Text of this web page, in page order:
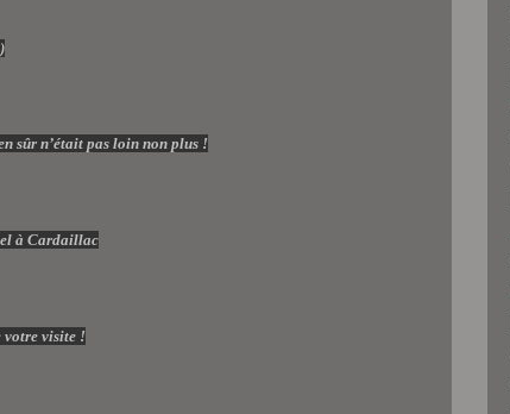
sûr n’était pas loin non plus !
votre visite !